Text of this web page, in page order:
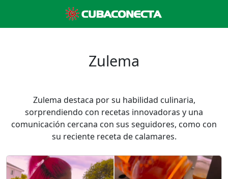
Zulema
Zulema destaca por su habilidad culinaria,
sorprendiendo con recetas innovadoras y una
comunicación cercana con sus seguidores, como con
su reciente receta de calamares.